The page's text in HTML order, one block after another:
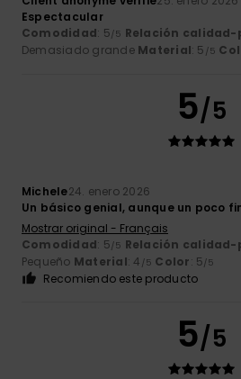
Espectacular
Comodidad: 5/5 Relación calidad-
Demasiado grande Material: 5 /5
5/5
Michele24. enero 2026
Un básico genial, aunque un poco
Mostrar original - Français
Comodidad: 5/5 Relación calidad-
Pequeño Material: 4 /5 Color: 5/5
Recomiendo este producto
5/5